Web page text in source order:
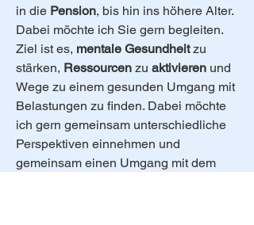
in die Pension, bis hin ins höhere Alter.
Dabei möchte ich Sie gern begleiten.
Ziel ist es, mentale Gesundheitzu
stärken, Ressourcen zu aktivieren und
Wege zu einem gesunden Umgang mit
Belastungen zu finden. Dabei möchte
ich gern gemeinsam unterschiedliche
Perspektiven einnehmen und
gemeinsam einen Umgang mit dem